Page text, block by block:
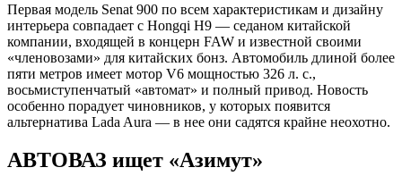
Первая модель Senat 900 по всем характеристикам и дизайну
интерьера совпадает с Hongqi H9 — седаном китайской
компании, входящей в концерн FAW и известной своими
«членовозами» для китайских бонз. Автомобиль длиной более
пяти метров имеет мотор V6 мощностью 326 л. с.,
восьмиступенчатый «автомат» и полный привод. Новость
особенно порадует чиновников, у которых появится
альтернатива Lada Aura — в нее они садятся крайне неохотно.
АВТОВАЗ ищет «Азимут»